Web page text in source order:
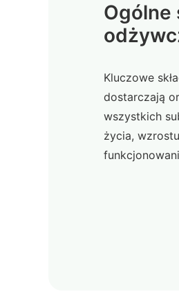
Ogólne
Kluczowe
dostarczają
wszystkich
życia,